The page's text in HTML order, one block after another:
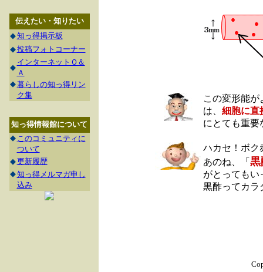
伝えたい・知りたい
◆知っ得掲示板
◆投稿フォトコーナー
◆
インターネットＱ＆
Ａ
◆暮らしの知っ得リン
ク集
知っ得情報館について
◆ このコミュニティに
ついて
◆更新履歴
◆知っ得メルマガ申し
込み
この変形能
は、 細胞に直
にとても重要
ハカセ！ボク
あのね、「 黒
がとってもい
黒酢ってカラ